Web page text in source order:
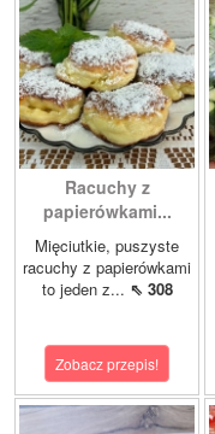
Racuchy z
papierówkami...
Mięciutkie, puszyste
racuchy z papierówkami
to jeden z... ⇖ 308
Zobacz przepis!